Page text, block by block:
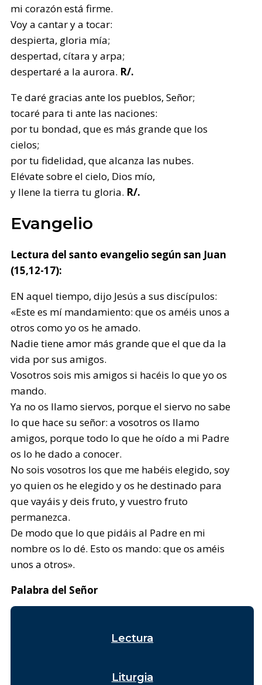
mi corazón está firme.
Voy a cantar y a tocar:
despierta, gloria mía;
despertad, cítara y arpa;
despertaré a la aurora. R/.
Te daré gracias ante los pueblos, Señor;
tocaré para ti ante las naciones:
por tu bondad, que es más grande que los
cielos;
por tu fidelidad, que alcanza las nubes.
Elévate sobre el cielo, Dios mío,
y llene la tierra tu gloria. R/.
Evangelio
Lectura del santo evangelio según san Juan
(15,12-17):
EN aquel tiempo, dijo Jesús a sus discípulos:
«Este es mí mandamiento: que os améis unos a
otros como yo os he amado.
Nadie tiene amor más grande que el que da la
vida por sus amigos.
Vosotros sois mis amigos si hacéis lo que yo os
mando.
Ya no os llamo siervos, porque el siervo no sabe
lo que hace su señor: a vosotros os llamo
amigos, porque todo lo que he oído a mi Padre
os lo he dado a conocer.
No sois vosotros los que me habéis elegido, soy
yo quien os he elegido y os he destinado para
que vayáis y deis fruto, y vuestro fruto
permanezca.
De modo que lo que pidáis al Padre en mi
nombre os lo dé. Esto os mando: que os améis
unos a otros».
Palabra del Señor
Lectura
Liturgia